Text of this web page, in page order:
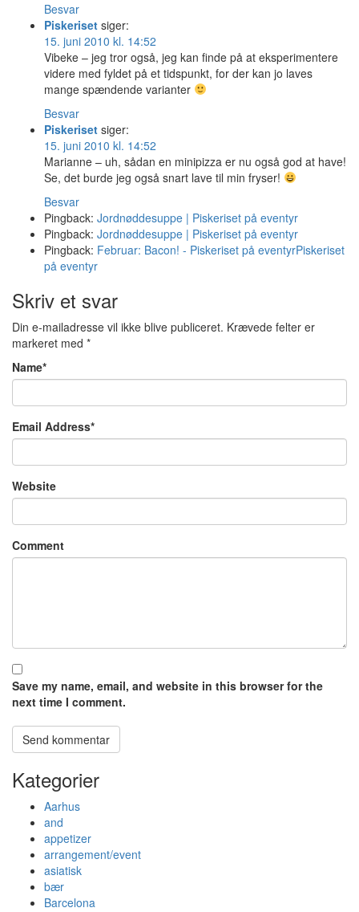
Besvar
Piskeriset siger:
15. juni 2010 kl. 14:52
Vibeke – jeg tror også, jeg kan finde på at eksperimentere
videre med fyldet på et tidspunkt, for der kan jo laves
mange spændende varianter
Besvar
Piskeriset siger:
15. juni 2010 kl. 14:52
Marianne – uh, sådan en minipizza er nu også god at have!
Se, det burde jeg også snart lave til min fryser!
Besvar
Pingback: Jordnøddesuppe | Piskeriset på eventyr
Pingback: Jordnøddesuppe | Piskeriset på eventyr
Pingback: Februar: Bacon! - Piskeriset på eventyrPiskeriset
på eventyr
Skriv et svar
Din e-mailadresse vil ikke blive publiceret. Krævede felter er
markeret med *
Name*
Email Address*
Website
Comment
Save my name, email, and website in this browser for the
next time I comment.
Kategorier
Aarhus
and
appetizer
arrangement/event
asiatisk
bær
Barcelona